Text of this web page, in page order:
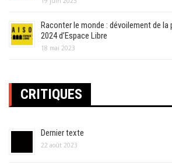
Raconter le monde : dévoilement de
2024 d’Espace Libre
18 mai 2023
CRITIQUES
Dernier texte
22 août 2023